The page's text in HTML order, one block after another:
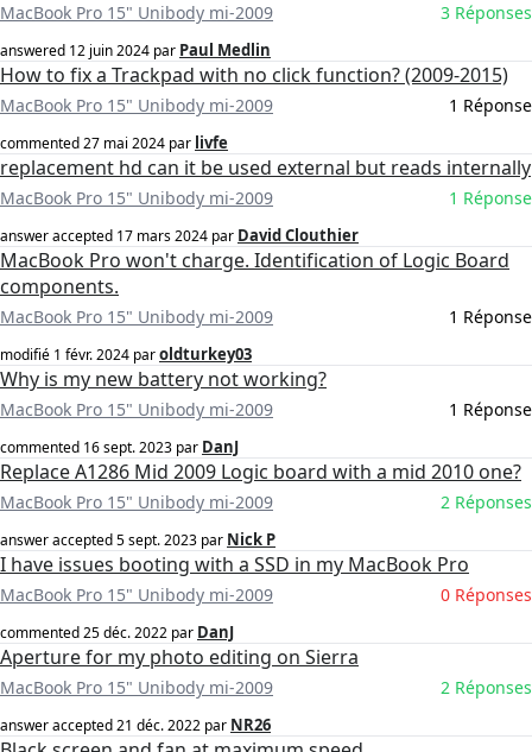
MacBook Pro 15" Unibody mi-2009 3 Réponses
answered 12 juin 2024 par Paul Medlin
How to fix a Trackpad with no click function? (2009-2015)
MacBook Pro 15" Unibody mi-2009 1 Réponse
commented27 mai 2024 par livfe
replacement hd can it be used external but reads internally
MacBook Pro 15" Unibody mi-2009 1 Réponse
answer accepted 17 mars 2024 par David Clouthier
MacBook Pro won't charge. Identification of Logic Board
components.
MacBook Pro 15" Unibody mi-2009 1 Réponse
modifié 1 févr. 2024 paroldturkey03
Why is my new battery not working?
MacBook Pro 15" Unibody mi-2009 1 Réponse
commented 16 sept. 2023 par DanJ
Replace A1286 Mid 2009 Logic board with a mid 2010 one?
MacBook Pro 15" Unibody mi-2009 2 Réponses
answer accepted5 sept. 2023 par Nick P
I have issues booting with a SSD in my MacBook Pro
MacBook Pro 15" Unibody mi-2009 0 Réponses
commented25 déc. 2022 par DanJ
Aperture for my photo editing on Sierra
MacBook Pro 15" Unibody mi-2009 2 Réponses
answer accepted21 déc. 2022 par NR26